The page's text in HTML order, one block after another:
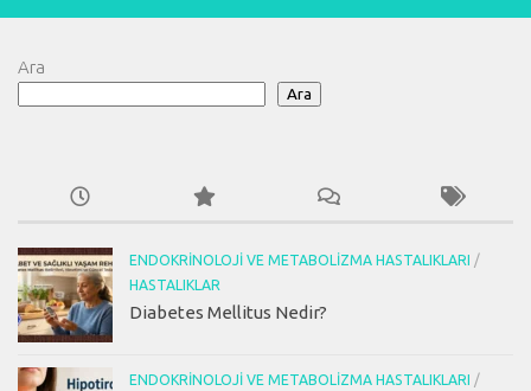
Ara
Ara
ENDOKRINOLOJI VE METABOLIZMA HASTALIKLARI
/
HASTALIKLAR
Diabetes Mellitus Nedir?
ENDOKRINOLOJI VE METABOLIZMA HASTALIKLARI
/